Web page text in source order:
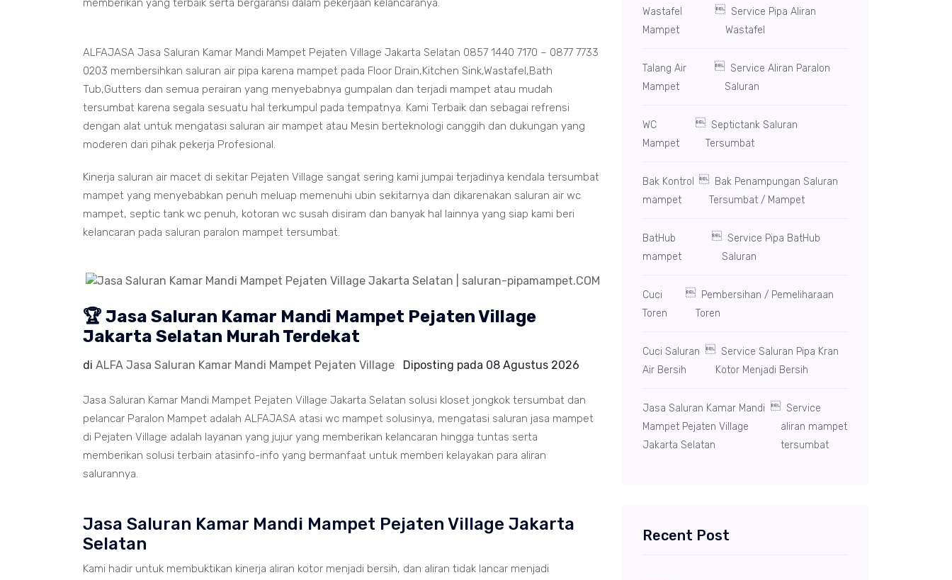
memberikan yang terbaik serta bergaransi dalam pekerjaan kelancaranya.
ALFAJASA Jasa Saluran Kamar Mandi Mampet Pejaten Village Jakarta Selatan 0857 1440 7170 – 0877 7733
0203 membersihkan saluran air pipa karena mampet pada Floor Drain,Kitchen Sink,Wastafel,Bath
Tub,Gutters dan semua perairan yang menyebabnya gumpalan dan terjadi mampet atau mudah
tersumbat karena segala sesuatu hal terkumpul pada tempatnya. Kami Terbaik dan sebagai refrensi
dengan alat untuk mengatasi saluran air mampet atau Mesin berteknologi canggih dan dukungan yang
moderen dari pihak pekerja Profesional.
Kinerja saluran air macet di sekitar Pejaten Village sangat sering kami jumpai terjadinya kendala tersumbat
mampet yang menyebabkan penuh meluap memenuhi ubin sekitarnya dan dikarenakan saluran air wc
mampet, septic tank wc penuh, kotoran wc susah disiram dan banyak hal lainnya yang siap kami beri
kelancaran pada saluran paralon mampet tersumbat.
🏆 Jasa Saluran Kamar Mandi Mampet Pejaten Village
Jakarta Selatan Murah Terdekat
di ALFA Jasa Saluran Kamar Mandi Mampet Pejaten Village Diposting pada 08 Agustus 2026
Jasa Saluran Kamar Mandi Mampet Pejaten Village Jakarta Selatan solusi kloset jongkok tersumbat dan
pelancar Paralon Mampet adalah ALFAJASA atasi wc mampet solusinya, mengatasi saluran jasa mampet
di Pejaten Village adalah layanan yang jujur yang memberikan kelancaran hingga tuntas serta
memberikan solusi terbain atasinfo-info yang bermanfaat untuk memberi kelayakan para aliran
salurannya.
Jasa Saluran Kamar Mandi Mampet Pejaten Village Jakarta
Selatan
Kami hadir untuk membuktikan kinerja aliran kotor menjadi bersih, dan aliran tidak lancar menjadi
Wastafel
Mampet
 Service Pipa Aliran
Wastafel
Talang Air
Mampet
Service Aliran Paralon
Saluran
WC
Mampet
 Septictank Saluran
Tersumbat
Bak Kontrol
mampet
 Bak Penampungan Saluran
Tersumbat / Mampet
BatHub
mampet
 Service Pipa BatHub
Saluran
Cuci
Toren
 Pembersihan / Pemeliharaan
Toren
Cuci Saluran
Air Bersih
Service Saluran Pipa Kran
Kotor Menjadi Bersih
Jasa Saluran Kamar Mandi
Mampet Pejaten Village
Jakarta Selatan
 Service
aliran mampet
tersumbat
Recent Post